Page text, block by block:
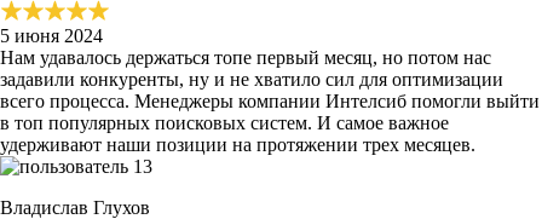
5 июня 2024
Нам удавалось держаться топе первый месяц, но потом нас
задавили конкуренты, ну и не хватило сил для оптимизации
всего процесса. Менеджеры компании Интелсиб помогли выйти
в топ популярных поисковых систем. И самое важное
удерживают наши позиции на протяжении трех месяцев.
Владислав Глухов